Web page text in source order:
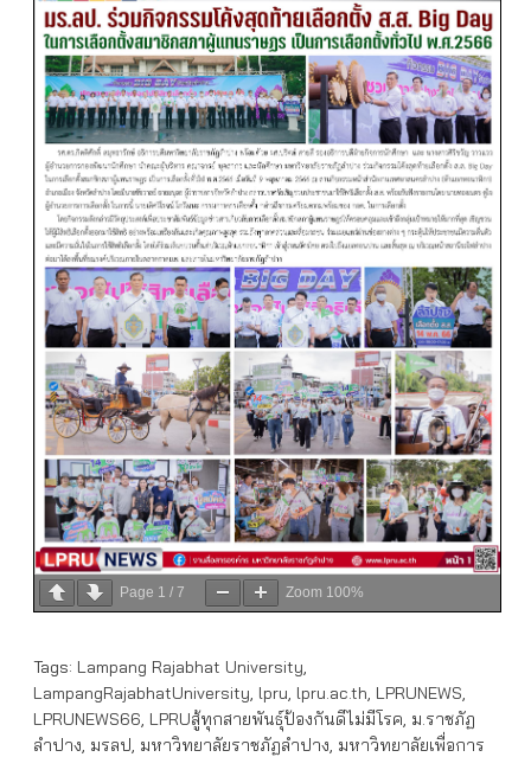
Page 1 / 7 Zoom 100%
Tags: Lampang Rajabhat University,
LampangRajabhatUniversity, lpru, lpru.ac.th, LPRUNEWS,
LPRUNEWS66, LPRUสู้ทุกสายพันธุ์ป้องกันดีไม่มีโรค, ม.ราชภัฏ
ลำปาง, มรลป, มหาวิทยาลัยราชภัฏลำปาง, มหาวิทยาลัยเพื่อการ